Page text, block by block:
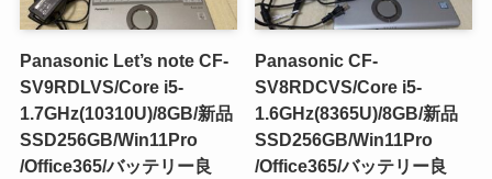
Panasonic Let’s note CF-
SV9RDLVS/Core i5-
1.7GHz(10310U)/8GB/新品
SSD256GB/Win11Pro
/Office365/バッテリー良
Panasonic CF-
SV8RDCVS/Core i5-
1.6GHz(8365U)/8GB/新品
SSD256GB/Win11Pro
/Office365/バッテリー良